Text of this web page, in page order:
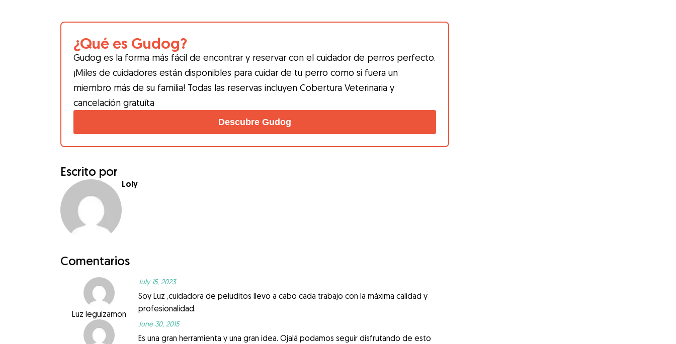
¿Qué es Gudog?
Gudog es la forma más fácil de encontrar y reservar con el cuidador de perros perfecto.
¡Miles de cuidadores están disponibles para cuidar de tu perro como si fuera un
miembro más de su familia! Todas las reservas incluyen Cobertura Veterinaria y
cancelación gratuíta
Descubre Gudog
Escrito por
Loly
Comentarios
Luz leguizamon
July 15, 2023
Soy Luz ,cuidadora de peluditos llevo a cabo cada trabajo con la máxima calidad y
profesionalidad.
June 30, 2015
Es una gran herramienta y una gran idea. Ojalá podamos seguir disfrutando de esto